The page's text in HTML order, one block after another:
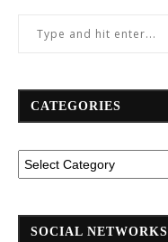
CATEGORIES
SOCIAL NETWORKS